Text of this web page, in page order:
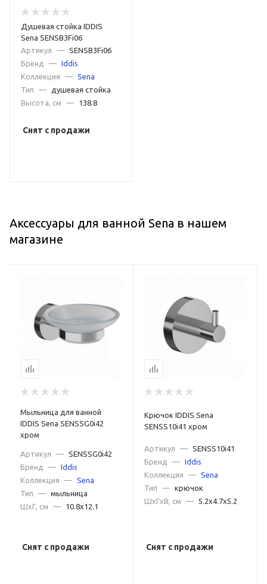
Душевая стойка IDDIS
Sena SENSB3Fi06
Артикул
— SENSB3Fi06
Бренд
— Iddis
Коллекция
— Sena
Тип
—
душевая стойка
Высота, см
— 138.8
Снят с продажи
Аксессуары для ванной Sena в нашем
магазине
Мыльница для ванной
IDDIS Sena SENSSG0i42
хром
Артикул — SENSSG0i42
Бренд
— Iddis
Коллекция
— Sena
Тип
— мыльница
ШxГ, см
— 10.8x12.1
Снят с продажи
Крючок IDDIS Sena
SENSS10i41 хром
Артикул — SENSS10i41
Бренд
— Iddis
Коллекция
— Sena
Тип
— крючок
ШxГxВ, см
— 5.2x4.7x5.2
Снят с продажи